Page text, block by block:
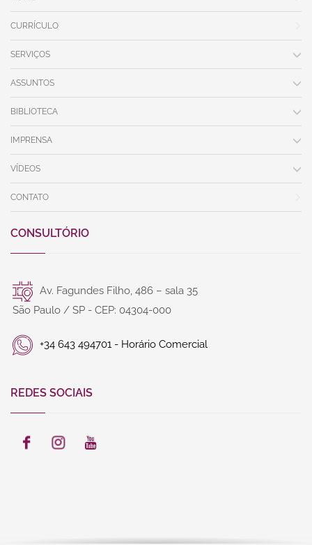
CURRÍCULO
SERVIÇOS
ASSUNTOS
BIBLIOTECA
IMPRENSA
VÍDEOS
CONTATO
CONSULTÓRIO
Av. Fagundes Filho, 486 – sala 35
São Paulo / SP - CEP: 04304-000
+34 643 494701 - Horário Comercial
REDES SOCIAIS